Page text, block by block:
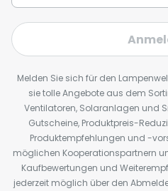
Melden Sie sich für den
sie tolle Angebote aus dem
Ventilatoren, Solaranlagen und
Gutscheine, Produktpreis-
Produktempfehlungen und -
möglichen Kooperationspartnern
Kaufbewertungen und
jederzeit möglich über den